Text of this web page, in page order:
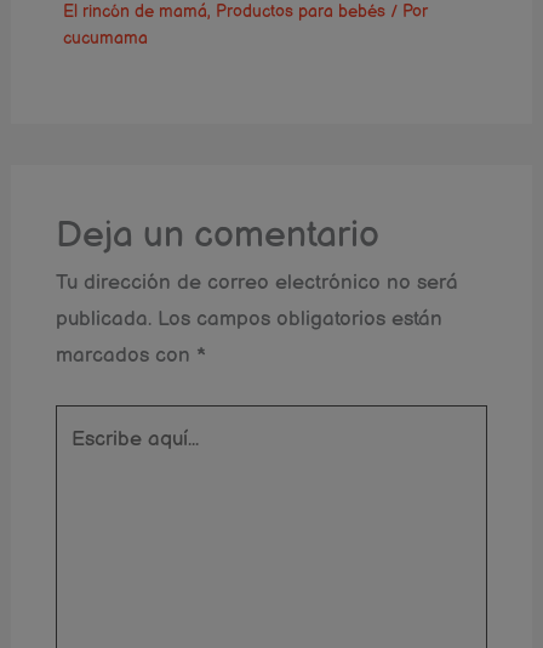
El rincón de mamá, Productos para bebés/ Por
cucumama
Deja un comentario
Tu dirección de correo electrónico no será
publicada. Los campos obligatorios están
marcados con *